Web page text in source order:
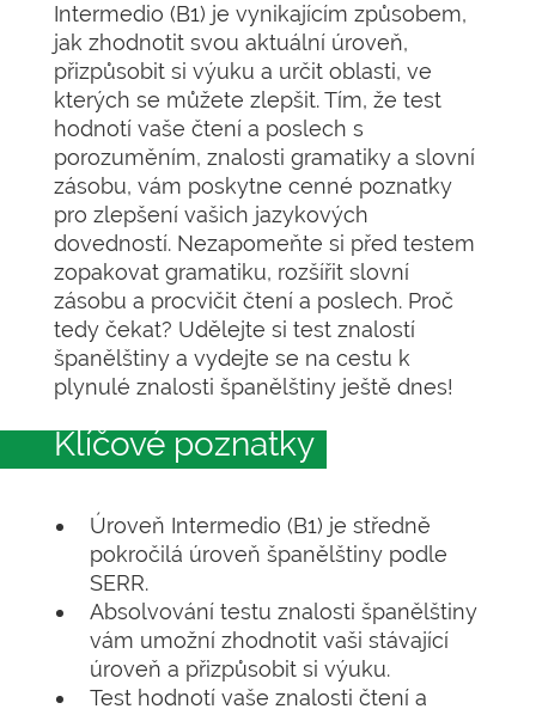
Intermedio (B1) je vynikajícím způsobem,
jak zhodnotit svou aktuální úroveň,
přizpůsobit si výuku a určit oblasti, ve
kterých se můžete zlepšit. Tím, že test
hodnotí vaše čtení a poslech s
porozuměním, znalosti gramatiky a slovní
zásobu, vám poskytne cenné poznatky
pro zlepšení vašich jazykových
dovedností. Nezapomeňte si před testem
zopakovat gramatiku, rozšířit slovní
zásobu a procvičit čtení a poslech. Proč
tedy čekat? Udělejte si test znalostí
španělštiny a vydejte se na cestu k
plynulé znalosti španělštiny ještě dnes!
Klíčové poznatky
Úroveň Intermedio (B1) je středně
pokročilá úroveň španělštiny podle
SERR.
Absolvování testu znalosti španělštiny
vám umožní zhodnotit vaši stávající
úroveň a přizpůsobit si výuku.
Test hodnotí vaše znalosti čtení a